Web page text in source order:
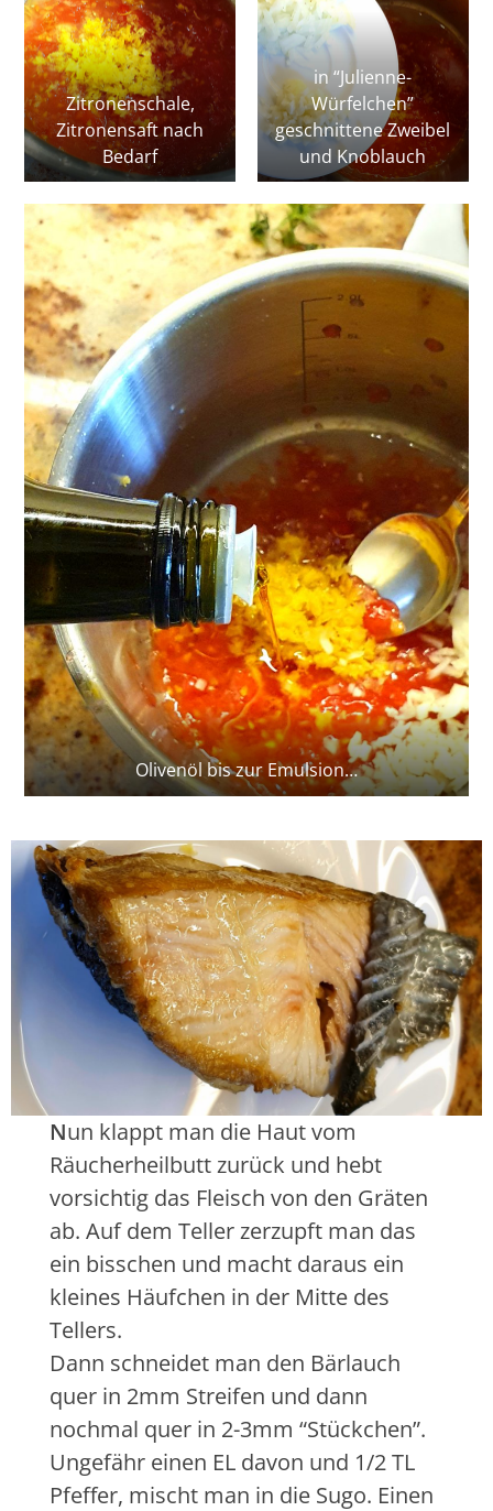
Zitronenschale,
Zitronensaft nach
Bedarf
in “Julienne-
Würfelchen”
geschnittene Zweibel
und Knoblauch
Olivenöl bis zur Emulsion…
Nun klappt man die Haut vom
Räucherheilbutt zurück und hebt
vorsichtig das Fleisch von den Gräten
ab. Auf dem Teller zerzupft man das
ein bisschen und macht daraus ein
kleines Häufchen in der Mitte des
Tellers.
Dann schneidet man den Bärlauch
quer in 2mm Streifen und dann
nochmal quer in 2-3mm “Stückchen”.
Ungefähr einen EL davon und 1/2 TL
Pfeffer, mischt man in die Sugo. Einen